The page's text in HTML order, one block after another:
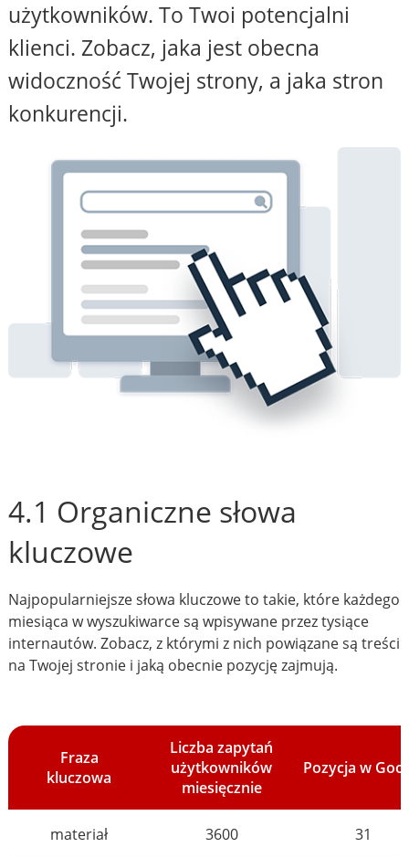
użytkowników. To Twoi potencjalni
klienci. Zobacz, jaka jest obecna
widoczność Twojej strony, a jaka stron
konkurencji.
4.1 Organiczne słowa
kluczowe
Najpopularniejsze słowa kluczowe to takie, które każdego
miesiąca w wyszukiwarce są wpisywane przez tysiące
internautów. Zobacz, z którymi z nich powiązane są treści
na Twojej stronie i jaką obecnie pozycję zajmują.
Fraza
kluczowa
Liczba zapytań
użytkowników
miesięcznie
Pozycja w
materiał 3600 31